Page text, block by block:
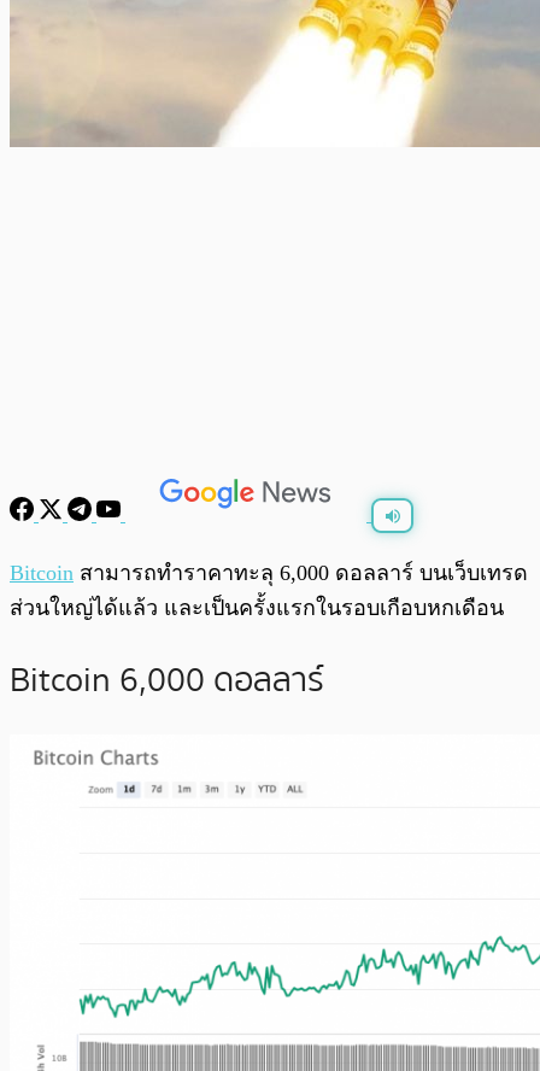
0:00 /0:00
Bitcoin สามารถทำราคาทะลุ 6,000 ดอลลาร์ บนเว็บเทรด
ส่วนใหญ่ได้แล้ว และเป็นครั้งแรกในรอบเกือบหกเดือน
Bitcoin 6,000 ดอลลาร์